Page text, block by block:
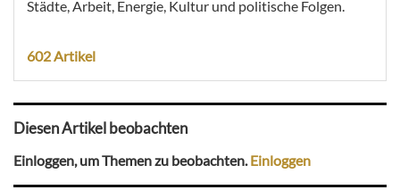
Städte, Arbeit, Energie, Kultur und politische Folgen.
602 Artikel
Diesen Artikel beobachten
Einloggen, um Themen zu beobachten.Einloggen